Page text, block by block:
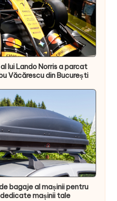
lui Lando Norris a parcat
Văcărescu din București
bagaje al mașinii pentru
mașinii tale